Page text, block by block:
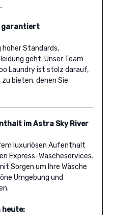
garantiert
hoher Standards,
geht. Unser Team
Laundry ist stolz darauf,
bieten, denen Sie
im Astra Sky River
luxuriösen Aufenthalt
Express-Wäscheservices.
Sorgen um Ihre Wäsche
Umgebung und
heute: